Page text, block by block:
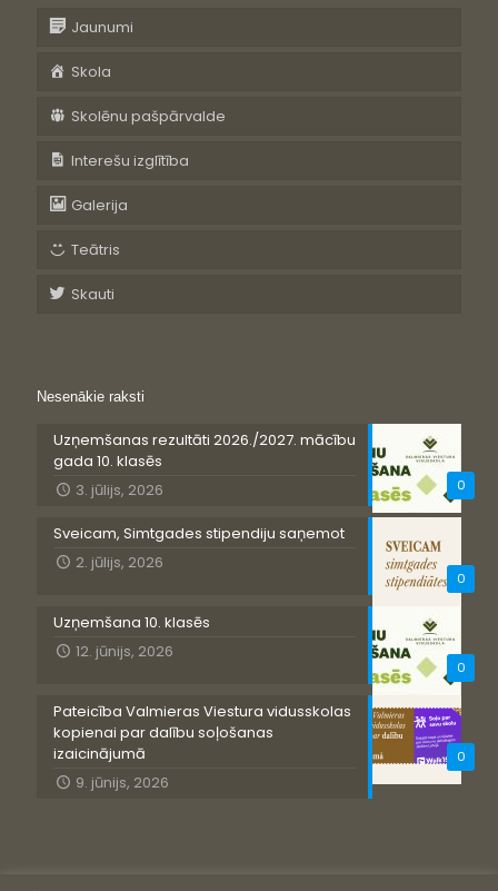
Jaunumi
Skola
Skolēnu pašpārvalde
Interešu izglītība
Galerija
Teātris
Skauti
Nesenākie raksti
0
Uzņemšanas rezultāti 2026./2027. mācību
gada 10. klasēs
3. jūlijs, 2026
0
Sveicam, Simtgades stipendiju saņemot
2. jūlijs, 2026
0
Uzņemšana 10. klasēs
12. jūnijs, 2026
0
Pateicība Valmieras Viestura vidusskolas
kopienai par dalību soļošanas
izaicinājumā
9. jūnijs, 2026